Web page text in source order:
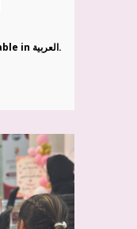
Sorry, this entry is only available in العربية.